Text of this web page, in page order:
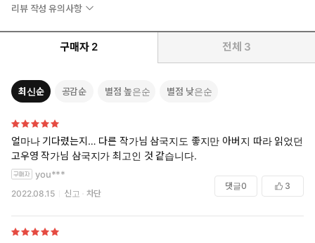
리뷰 작성 유의사항
구매자 2 전체 3
최신순 공감순 별점 높은순 별점 낮은순
얼마나 기다렸는지… 다른 작가님 삼국지도 좋지만 아버지 따라 읽었던
고우영 작가님 삼국지가 최고인 것 같습니다.
you***
2022.08.15 신고 차단
댓글0 3